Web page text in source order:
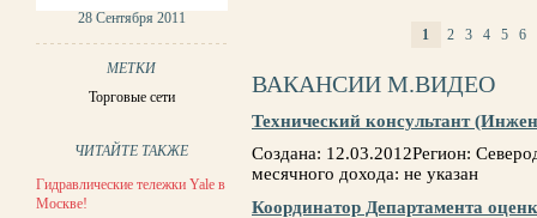
28 Сентября 2011
МЕТКИ
Торговые сети
ЧИТАЙТЕ ТАКЖЕ
Гидравлические тележки Yale в
Москве!
1 2 3 4 5 6
ВАКАНСИИ М.ВИДЕО
Технический консультант
Создана: 12.03.2012Регион:
месячного дохода: не указан
Координатор Департамента